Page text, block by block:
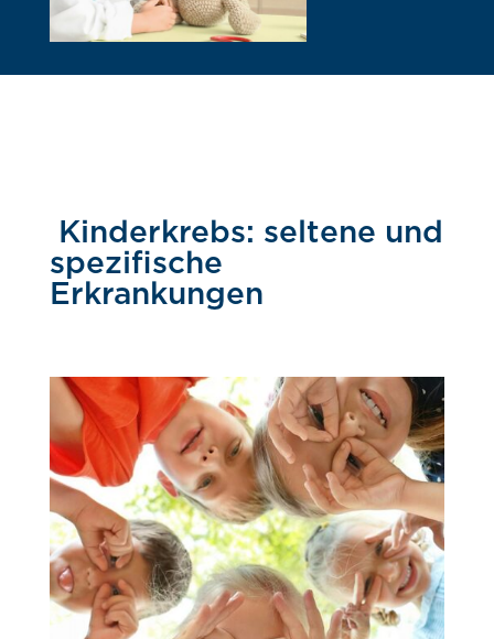
Kinderkrebs: seltene und
spezifische
Erkrankungen